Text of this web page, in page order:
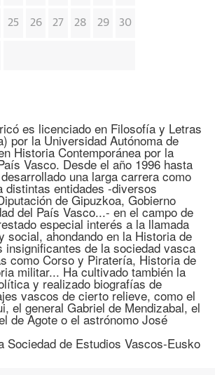
25 26 27 28 29 30
es licenciado en Filosofía y Letras
por la Universidad Autónoma de
Historia Contemporánea por la
Vasco. Desde el año 1996 hasta
una larga carrera como
distintas entidades -diversos
de Gipuzkoa, Gobierno
del País Vasco...- en el campo de
especial interés a la llamada
social, ahondando en la Historia de
insignificantes de la sociedad vasca
como Corso y Piratería, Historia de
militar... Ha cultivado también la
y realizado biografías de
vascos de cierto relieve, como el
el general Gabriel de Mendizabal, el
de Agote o el astrónomo José
Sociedad de Estudios Vascos-Eusko